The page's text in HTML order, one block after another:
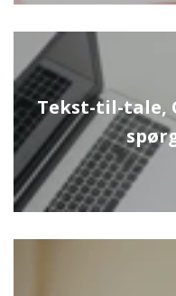
Tekst-til-tale,